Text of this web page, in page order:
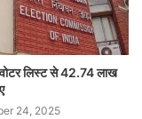
लिस्ट से 42.74 लाख
24, 2025